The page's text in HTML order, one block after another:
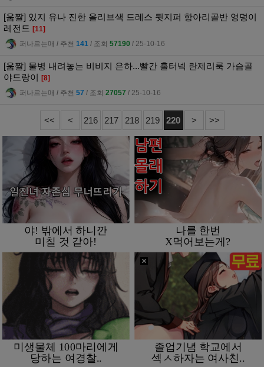
[움짤] 있지 유나 진한 올리브색 드레스 뒷지퍼 항아리골반 엉덩이
레전드 [11]
퍼나르는매 l 추천 141 l 조회 57190 l 25-10-16
[움짤] 물병 내려놓는 비비지 은하...빨간 홀터넥 란제리룩 가슴골
야드랑이 [8]
퍼나르는매 l 추천 57 l 조회 27057 l 25-10-16
<< < 216 217 218 219 220 > >>